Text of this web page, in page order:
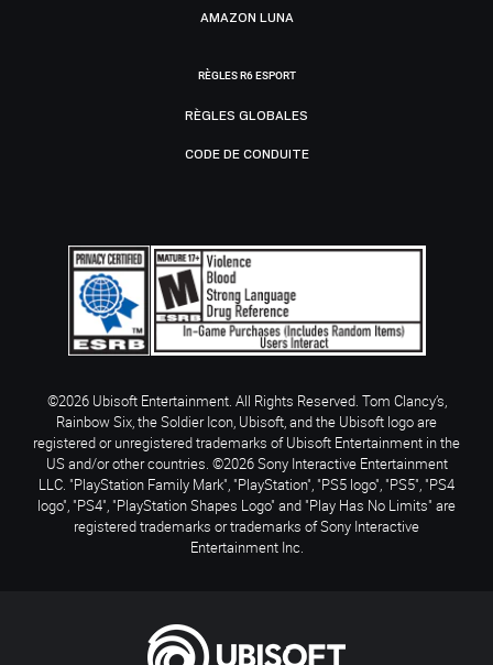
AMAZON LUNA
RÈGLES R6 ESPORT
RÈGLES GLOBALES
CODE DE CONDUITE
©2026 Ubisoft Entertainment. All Rights Reserved. Tom Clancy’s,
Rainbow Six, the Soldier Icon, Ubisoft, and the Ubisoft logo are
registered or unregistered trademarks of Ubisoft Entertainment in the
US and/or other countries. ©2026 Sony Interactive Entertainment
LLC. "PlayStation Family Mark", "PlayStation", "PS5 logo", "PS5", "PS4
logo", "PS4", "PlayStation Shapes Logo" and "Play Has No Limits" are
registered trademarks or trademarks of Sony Interactive
Entertainment Inc.